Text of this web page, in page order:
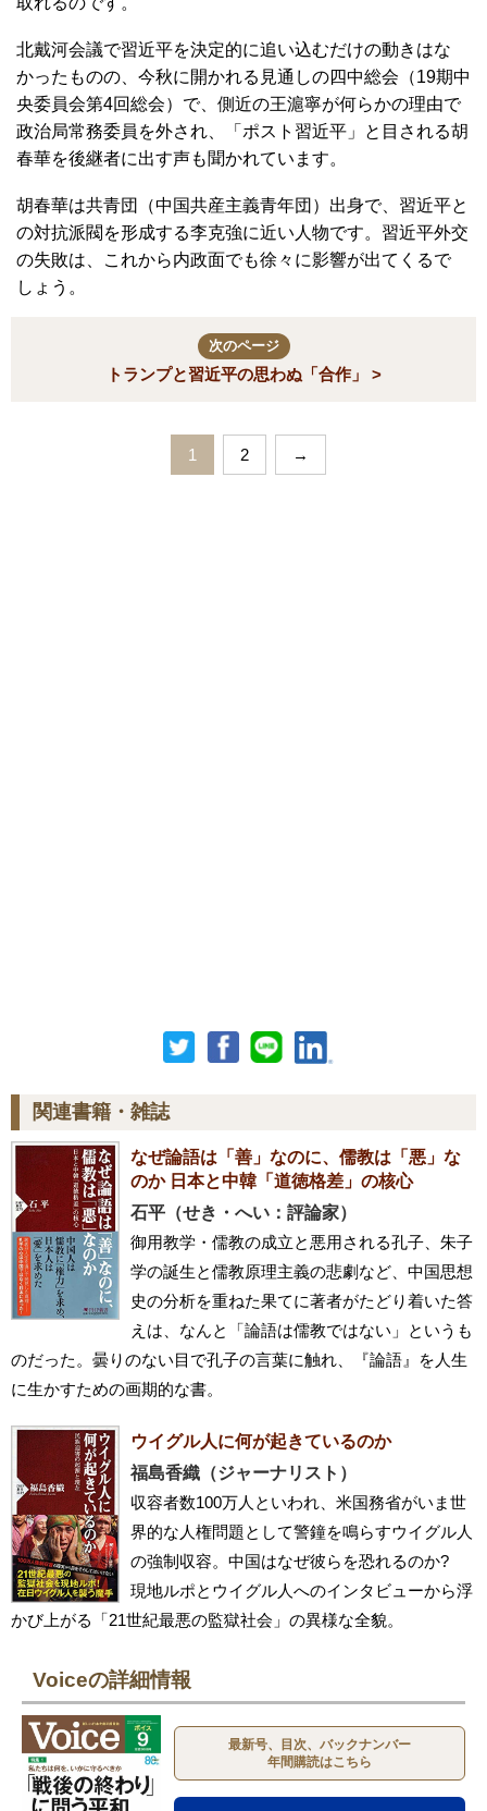
北戴河会議で習近平を決定的に追い込むだけの動きはな
かったものの、今秋に開かれる見通しの四中総会（19期中
央委員会第4回総会）で、側近の王滬寧が何らかの理由で
政治局常務委員を外され、「ポスト習近平」と目される胡
春華を後継者に出す声も聞かれています。
胡春華は共青団（中国共産主義青年団）出身で、習近平と
の対抗派閥を形成する李克強に近い人物です。習近平外交
の失敗は、これから内政面でも徐々に影響が出てくるで
しょう。
次のページ
トランプと習近平の思わぬ「合作」 >
1 2 →
関連書籍・雑誌
なぜ論語は「善」なのに、儒教は「悪」な
のか 日本と中韓「道徳格差」の核心
石平（せき・へい：評論家）
御用教学・儒教の成立と悪用される孔子、朱子
学の誕生と儒教原理主義の悲劇など、中国思想
史の分析を重ねた果てに著者がたどり着いた答
えは、なんと「論語は儒教ではない」というも
のだった。曇りのない目で孔子の言葉に触れ、『論語』を人生
に生かすための画期的な書。
ウイグル人に何が起きているのか
福島香織（ジャーナリスト）
収容者数100万人といわれ、米国務省がいま世
界的な人権問題として警鐘を鳴らすウイグル人
の強制収容。中国はなぜ彼らを恐れるのか?
現地ルポとウイグル人へのインタビューから浮
かび上がる「21世紀最悪の監獄社会」の異様な全貌。
Voiceの詳細情報
最新号、目次、バックナンバー
年間購読はこちら